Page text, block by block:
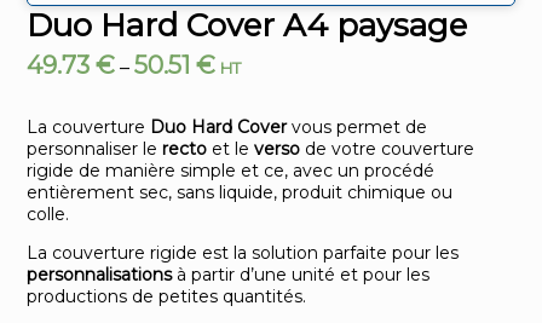
Duo Hard Cover A4 paysage
49.73€ –50.51€ HT
La couverture Duo Hard Covervous permet de
personnaliser lerecto et leverso de votre couverture
rigide de manière simple et ce, avec un procédé
entièrement sec, sans liquide, produit chimique ou
colle.
La couverture rigide est la solution parfaite pour les
personnalisationsà partir d’une unité et pour les
productions de petites quantités.